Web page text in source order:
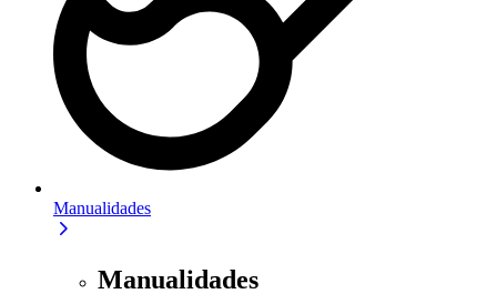
Manualidades
Manualidades